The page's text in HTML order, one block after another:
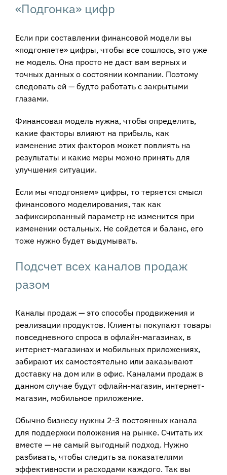
«Подгонка» цифр
Если при составлении финансовой модели вы
«подгоняете» цифры, чтобы все сошлось, это уже
не модель. Она просто не даст вам верных и
точных данных о состоянии компании. Поэтому
следовать ей — будто работать с закрытыми
глазами.
Финансовая модель нужна, чтобы определить,
какие факторы влияют на прибыль, как
изменение этих факторов может повлиять на
результаты и какие меры можно принять для
улучшения ситуации.
Если мы «подгоняем» цифры, то теряется смысл
финансового моделирования, так как
зафиксированный параметр не изменится при
изменении остальных. Не сойдется и баланс, его
тоже нужно будет выдумывать.
Подсчет всех каналов продаж
разом
Каналы продаж — это способы продвижения и
реализации продуктов. Клиенты покупают товары
повседневного спроса в офлайн-магазинах, в
интернет-магазинах и мобильных приложениях,
забирают их самостоятельно или заказывают
доставку на дом или в офис. Каналами продаж в
данном случае будут офлайн-магазин, интернет-
магазин, мобильное приложение.
Обычно бизнесу нужны 2-3 постоянных канала
для поддержки положения на рынке. Считать их
вместе — не самый выгодный подход. Нужно
разбивать, чтобы следить за показателями
эффективности и расходами каждого. Так вы